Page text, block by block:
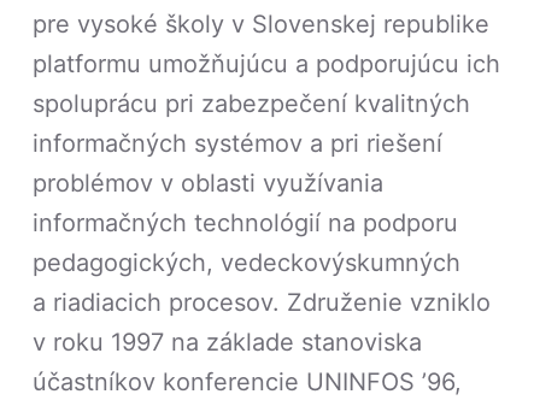
pre vysoké školy v Slovenskej republike
platformu umožňujúcu a podporujúcu ich
spoluprácu pri zabezpečení kvalitných
informačných systémov a pri riešení
problémov v oblasti využívania
informačných technológií na podporu
pedagogických, vedeckovýskumných
a riadiacich procesov. Združenie vzniklo
v roku 1997 na základe stanoviska
účastníkov konferencie UNINFOS ’96,